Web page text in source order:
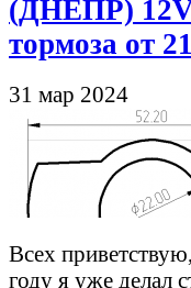
(ДНЕПР) 12V
тормоза от
31 мар 2024
Всех
году я уже делал